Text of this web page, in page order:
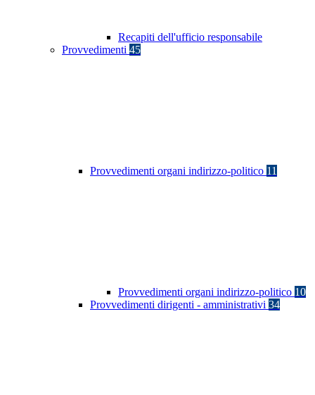
Recapiti dell'ufficio responsabile
Provvedimenti 45
Provvedimenti organi indirizzo-politico 11
Provvedimenti organi indirizzo-politico 10
Provvedimenti dirigenti - amministrativi 34